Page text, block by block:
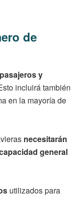
de
y
incluirá también
en la mayoría de
necesitarán
general
utilizados para